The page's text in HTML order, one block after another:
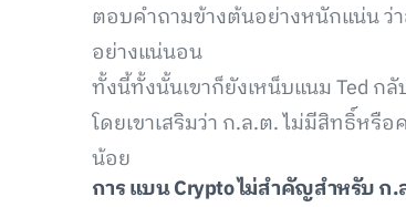
ตอบคำถามข้างต้นอย่างหนักแน่น ว่
อย่างแน่นอน
ทั้งนี้ทั้งนั้นเขาก็ยังเหน็บแนม Ted ก
โดยเขาเสริมว่า ก.ล.ต. ไม่มีสิทธิ์หรื
น้อย
การแบน Crypto ไม่สำคัญสำหรับ ก